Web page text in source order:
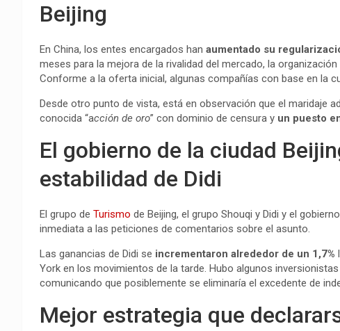
Beijing
En China, los entes encargados han aumentado su
meses para la mejora de la rivalidad del mercado, la
Conforme a la oferta inicial, algunas compañías con base en la
Desde otro punto de vista, está en observación que el maridaje
conocida “acción de oro” con dominio de censura y un puesto
El gobierno de la ciudad
estabilidad de Didi
El grupo de Turismo de Beijing, el grupo Shouqi y Didi y el
inmediata a las peticiones de comentarios sobre el asunto.
Las ganancias de Didi se incrementaron alrededor de un 1,7%
York en los movimientos de la tarde. Hubo algunos
comunicando que posiblemente se eliminaría el excedente de
Mejor estrategia que